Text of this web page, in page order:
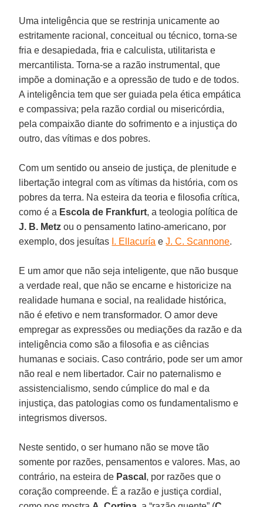
Uma inteligência que se restrinja unicamente ao
estritamente racional, conceitual ou técnico, torna-se
fria e desapiedada, fria e calculista, utilitarista e
mercantilista. Torna-se a razão instrumental, que
impõe a dominação e a opressão de tudo e de todos.
A inteligência tem que ser guiada pela ética empática
e compassiva; pela razão cordial ou misericórdia,
pela compaixão diante do sofrimento e a injustiça do
outro, das vítimas e dos pobres.
Com um sentido ou anseio de justiça, de plenitude e
libertação integral com as vítimas da história, com os
pobres da terra. Na esteira da teoria e filosofia crítica,
como é a Escola de Frankfurt, a teologia política de
J. B. Metz ou o pensamento latino-americano, por
exemplo, dos jesuítas I. Ellacuría eJ. C. Scannone.
E um amor que não seja inteligente, que não busque
a verdade real, que não se encarne e historicize na
realidade humana e social, na realidade histórica,
não é efetivo e nem transformador. O amor deve
empregar as expressões ou mediações da razão e da
inteligência como são a filosofia e as ciências
humanas e sociais. Caso contrário, pode ser um amor
não real e nem libertador. Cair no paternalismo e
assistencialismo, sendo cúmplice do mal e da
injustiça, das patologias como os fundamentalismo e
integrismos diversos.
Neste sentido, o ser humano não se move tão
somente por razões, pensamentos e valores. Mas, ao
contrário, na esteira de Pascal , por razões que o
coração compreende. É a razão e justiça cordial,